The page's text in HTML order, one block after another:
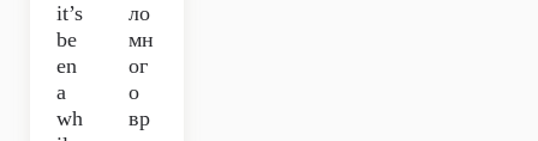
it’s
be
en
a
wh
ло
мн
ог
о
вр